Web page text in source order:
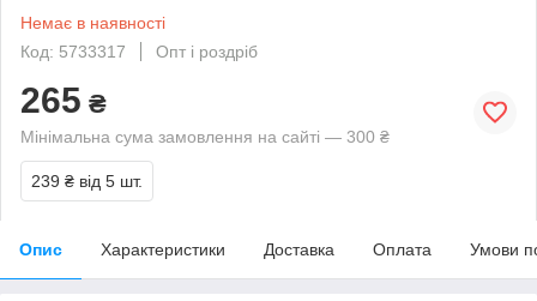
Немає в наявності
Код: 5733317
Опт і роздріб
265 ₴
Мінімальна сума замовлення на сайті — 300 ₴
239 ₴ від 5 шт.
Опис Характеристики Доставка Оплата Умови